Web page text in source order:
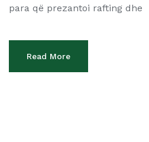
para që prezantoi rafting dhe
Read More